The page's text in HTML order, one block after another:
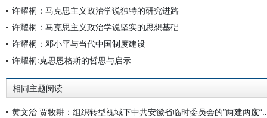
许耀桐：马克思主义政治学说独特的研究进路
许耀桐：马克思主义政治学说坚实的思想基础
许耀桐：邓小平与当代中国制度建设
许耀桐:克思恩格斯的哲思与启示
相同主题阅读
黄文治 贾牧耕：组织转型视域下中